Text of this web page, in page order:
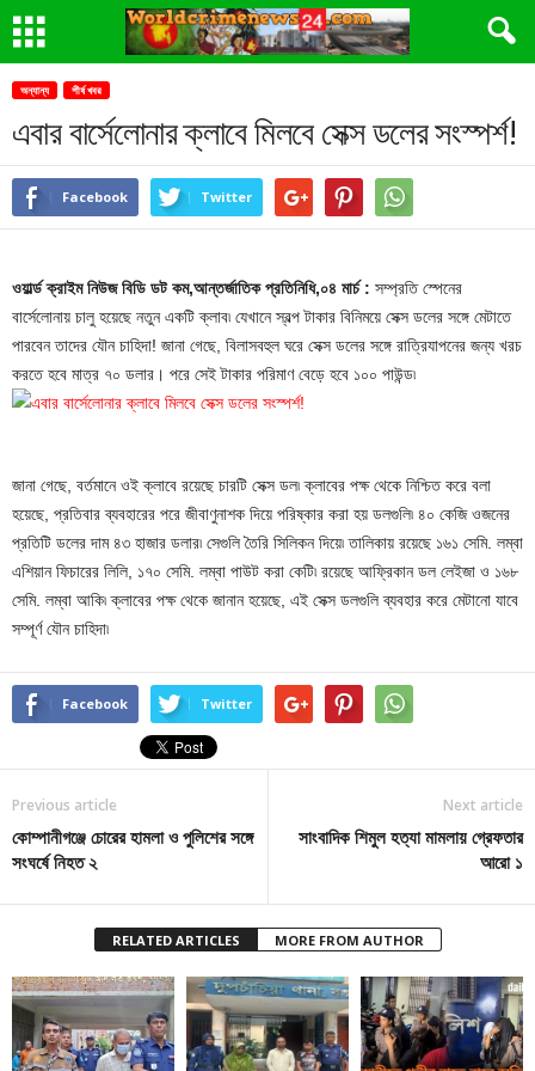
অন্যান্য শীর্ষ খবর
এবার বার্সেলোনার ক্লাবে মিলবে সেক্স ডলের সংস্পর্শ!
Facebook Twitter
ওয়ার্ল্ড ক্রাইম নিউজ বিডি ডট কম,আন্তর্জাতিক প্রতিনিধি,০৪ মার্চ : সম্প্রতি স্পেনের
বার্সেলোনায় চালু হয়েছে নতুন একটি ক্লাব৷ যেখানে স্বল্প টাকার বিনিময়ে সেক্স ডলের সঙ্গে মেটাতে
পারবেন তাদের যৌন চাহিদা! জানা গেছে, বিলাসবহুল ঘরে সেক্স ডলের সঙ্গে রাত্রিযাপনের জন্য খরচ
করতে হবে মাত্র ৭০ ডলার। পরে সেই টাকার পরিমাণ বেড়ে হবে ১০০ পাউন্ড৷
জানা গেছে, বর্তমানে ওই ক্লাবে রয়েছে চারটি সেক্স ডল৷ ক্লাবের পক্ষ থেকে নিশ্চিত করে বলা
হয়েছে, প্রতিবার ব্যবহারের পরে জীবাণুনাশক দিয়ে পরিষ্কার করা হয় ডলগুলি৷ ৪০ কেজি ওজনের
প্রতিটি ডলের দাম ৪৩ হাজার ডলার৷ সেগুলি তৈরি সিলিকন দিয়ে৷ তালিকায় রয়েছে ১৬১ সেমি. লম্বা
এশিয়ান ফিচারের লিলি, ১৭০ সেমি. লম্বা পাউট করা কেটি৷ রয়েছে আফ্রিকান ডল লেইজা ও ১৬৮
সেমি. লম্বা আকি৷ ক্লাবের পক্ষ থেকে জানান হয়েছে, এই সেক্স ডলগুলি ব্যবহার করে মেটানো যাবে
সম্পূর্ণ যৌন চাহিদা৷
Facebook Twitter
Previous article
কোম্পানীগঞ্জে চোরের হামলা ও পুলিশের সঙ্গে
সংঘর্ষে নিহত ২
Next article
সাংবাদিক শিমুল হত্যা মামলায় গ্রেফতার
আরো ১
RELATED ARTICLES MORE FROM AUTHOR